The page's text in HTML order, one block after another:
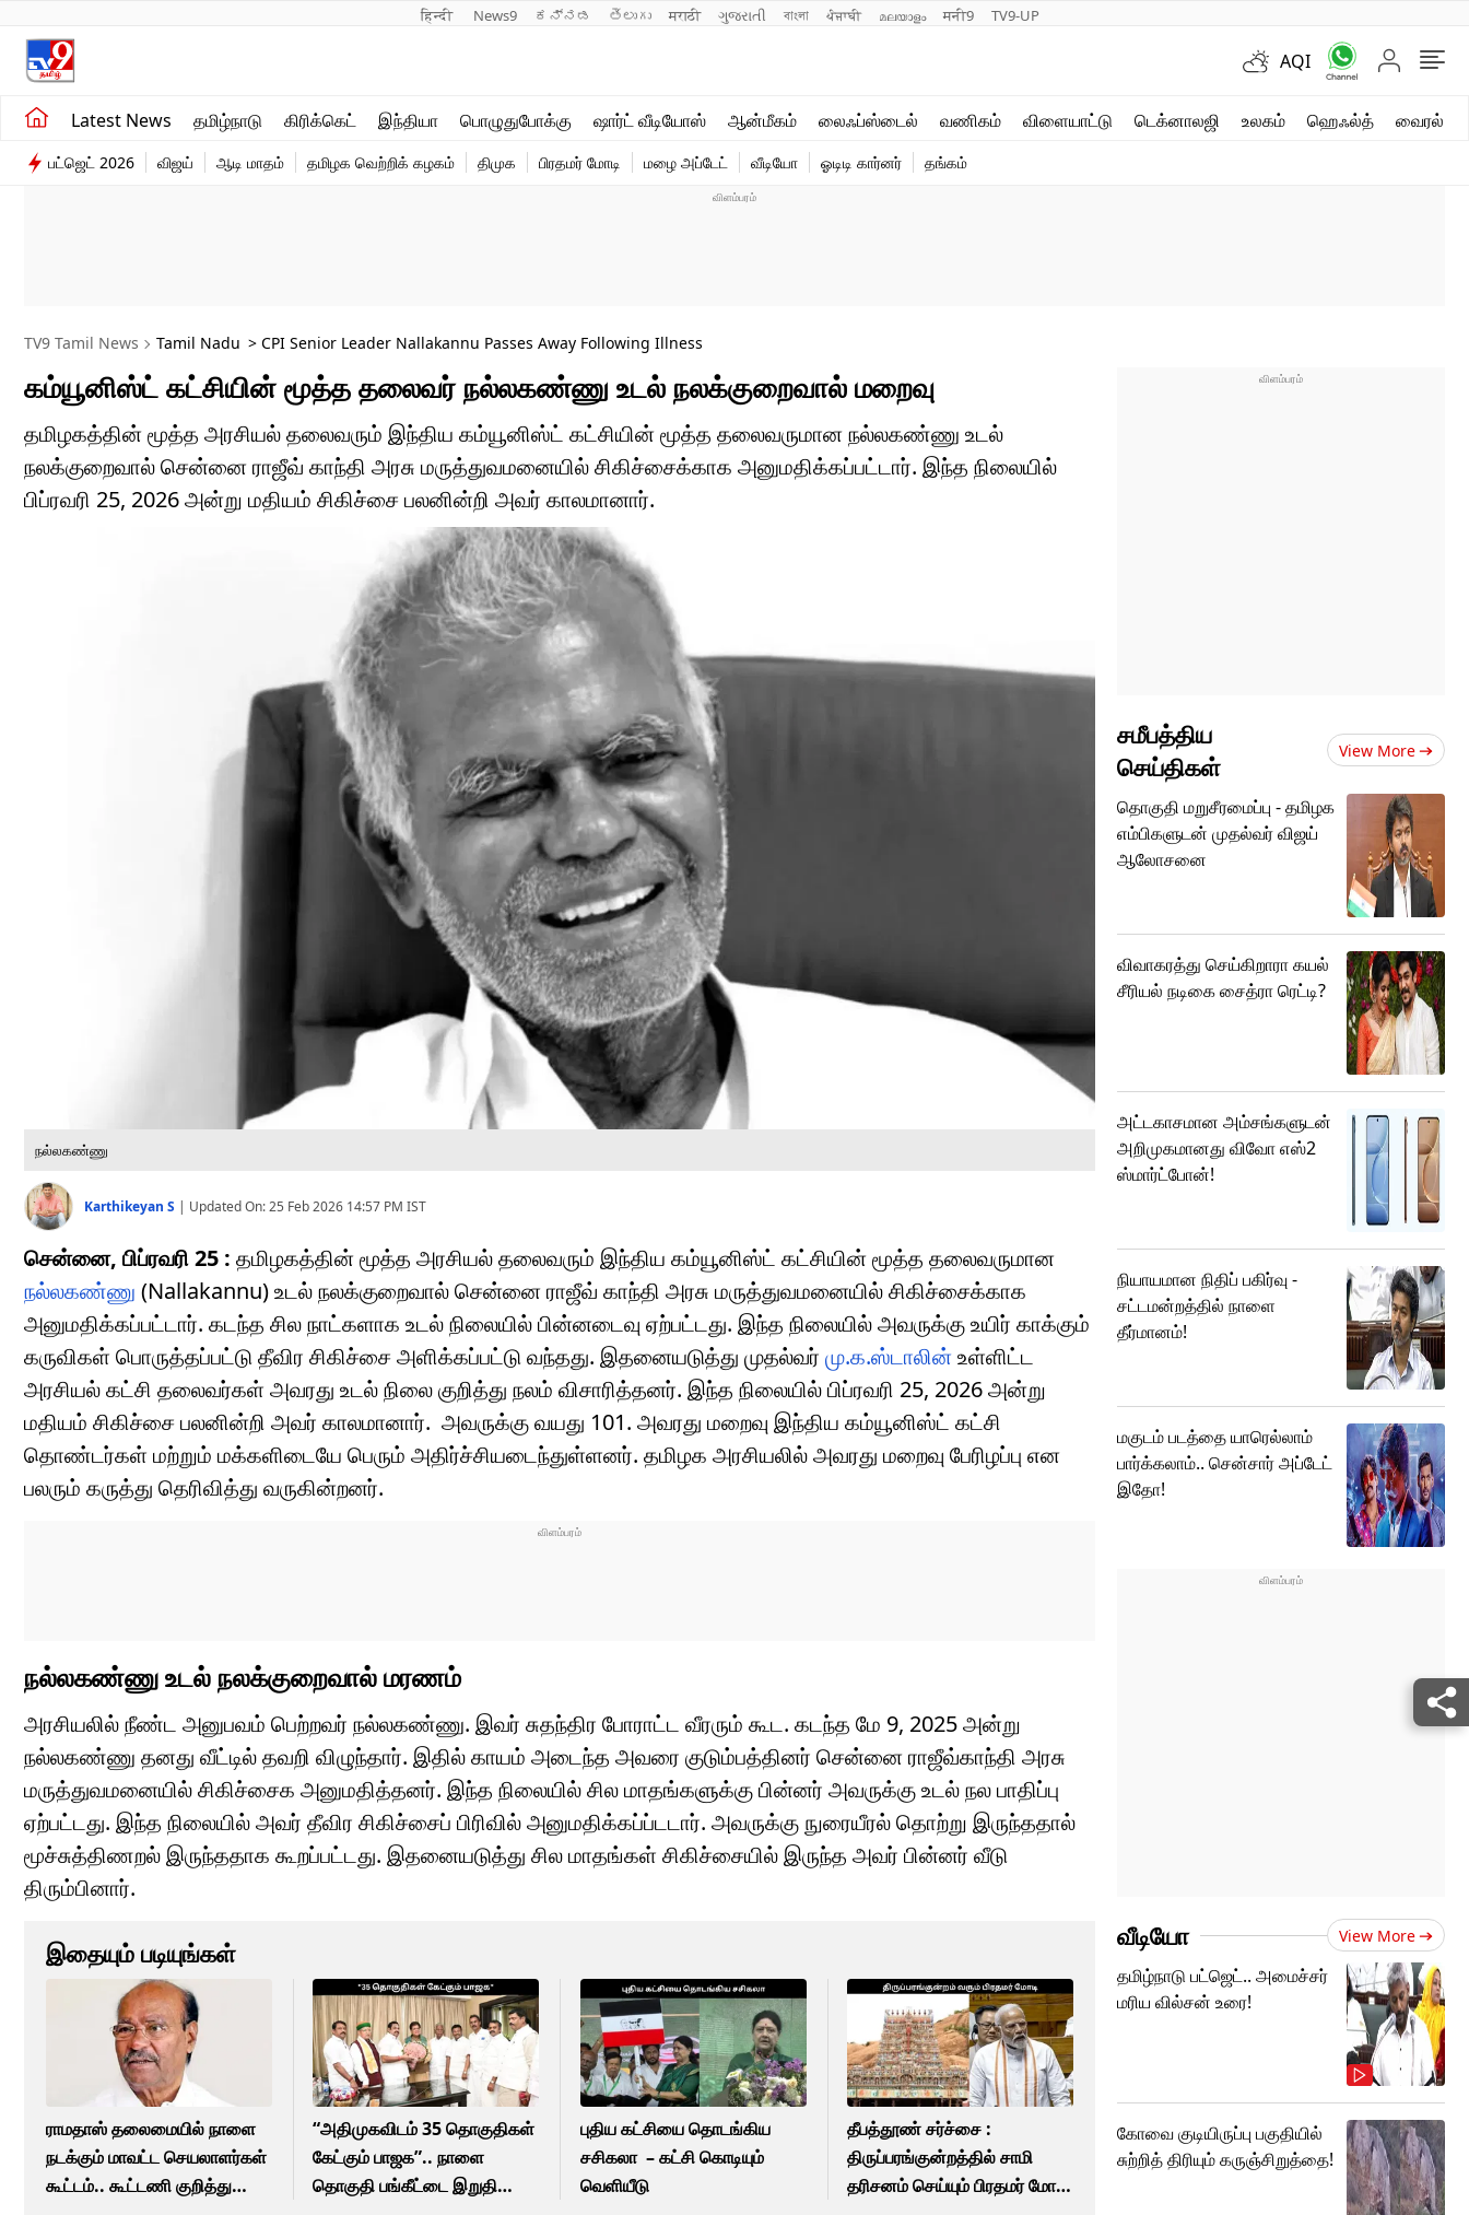
हिन्दी News9 ಕನ್ನಡ తెలుగు मराठी ગુજરાતી বাংলা ਪੰਜਾਬੀ മലയാളം मनी9 TV9-UP
AQI
Latest News தமிழ்நாடு கிரிக்கெட் இந்தியா பொழுதுபோக்கு ஷார்ட் வீடியோஸ் ஆன்மீகம் லைஃப்ஸ்டைல் வணிகம் விளையாட்டு டெக்னாலஜி உலகம் ஹெஃல்த் வைரல்
சமீபத்திய செய்திகள்
தமிழ்நாடு
விளையாட்டு
வணிகம்
வைரல்
பட்ஜெட் 2026 விஜய் ஆடி மாதம் தமிழக வெற்றிக் கழகம் திமுக பிரதமர் மோடி மழை அப்டேட் வீடியோ ஓடிடி கார்னர் தங்கம்
TV9 Tamil News Tamil Nadu > CPI Senior Leader Nallakannu Passes Away Following Illness
கம்யூனிஸ்ட் கட்சியின் மூத்த தலைவர் நல்லகண்ணு உடல் நலக்குறைவால் மறைவு
தமிழகத்தின் மூத்த அரசியல் தலைவரும் இந்திய கம்யூனிஸ்ட் கட்சியின் மூத்த தலைவருமான நல்லகண்ணு உடல்
நலக்குறைவால் சென்னை ராஜீவ் காந்தி அரசு மருத்துவமனையில் சிகிச்சைக்காக அனுமதிக்கப்பட்டார். இந்த நிலையில்
பிப்ரவரி 25, 2026 அன்று மதியம் சிகிச்சை பலனின்றி அவர் காலமானார்.
நல்லகண்ணு
Karthikeyan S | Updated On:25 Feb 2026 14:57 PM IST
சென்னை, பிப்ரவரி 25 : தமிழகத்தின் மூத்த அரசியல் தலைவரும் இந்திய கம்யூனிஸ்ட் கட்சியின் மூத்த தலைவருமான
நல்லகண்ணு (Nallakannu) உடல் நலக்குறைவால் சென்னை ராஜீவ் காந்தி அரசு மருத்துவமனையில் சிகிச்சைக்காக
அனுமதிக்கப்பட்டார். கடந்த சில நாட்களாக உடல் நிலையில் பின்னடைவு ஏற்பட்டது. இந்த நிலையில் அவருக்கு உயிர் காக்கும்
கருவிகள் பொருத்தப்பட்டு தீவிர சிகிச்சை அளிக்கப்பட்டு வந்தது. இதனையடுத்து முதல்வர் மு.க.ஸ்டாலின்உள்ளிட்ட
அரசியல் கட்சி தலைவர்கள் அவரது உடல் நிலை குறித்து நலம் விசாரித்தனர். இந்த நிலையில் பிப்ரவரி 25, 2026 அன்று
மதியம் சிகிச்சை பலனின்றி அவர் காலமானார். அவருக்கு வயது 101. அவரது மறைவு இந்திய கம்யூனிஸ்ட் கட்சி
தொண்டர்கள் மற்றும் மக்களிடையே பெரும் அதிர்ச்சியடைந்துள்ளனர். தமிழக அரசியலில் அவரது மறைவு பேரிழப்பு என
பலரும் கருத்து தெரிவித்து வருகின்றனர்.
நல்லகண்ணு உடல் நலக்குறைவால் மரணம்
அரசியலில் நீண்ட அனுபவம் பெற்றவர் நல்லகண்ணு. இவர் சுதந்திர போராட்ட வீரரும் கூட. கடந்த மே 9, 2025 அன்று
நல்லகண்ணு தனது வீட்டில் தவறி விழுந்தார். இதில் காயம் அடைந்த அவரை குடும்பத்தினர் சென்னை ராஜீவ்காந்தி அரசு
மருத்துவமனையில் சிகிச்சைக அனுமதித்தனர். இந்த நிலையில் சில மாதங்களுக்கு பின்னர் அவருக்கு உடல் நல பாதிப்பு
ஏற்பட்டது. இந்த நிலையில் அவர் தீவிர சிகிச்சைப் பிரிவில் அனுமதிக்கப்ப்டடார். அவருக்கு நுரையீரல் தொற்று இருந்ததால்
மூச்சுத்திணறல் இருந்ததாக கூறப்பட்டது. இதனையடுத்து சில மாதங்கள் சிகிச்சையில் இருந்த அவர் பின்னர் வீடு
திரும்பினார்.
இதையும் படியுங்கள்
ராமதாஸ் தலைமையில் நாளை
நடக்கும் மாவட்ட செயலாளர்கள்
கூட்டம்.. கூட்டணி குறித்து
“அதிமுகவிடம் 35 தொகுதிகள்
கேட்கும் பாஜக”.. நாளை
தொகுதி பங்கீட்டை இறுதி
புதிய கட்சியை தொடங்கிய
சசிகலா – கட்சி கொடியும்
வெளியீடு
தீபத்தூண் சர்ச்சை :
திருப்பரங்குன்றத்தில் சாமி
தரிசனம் செய்யும் பிரதமர் மோடி
சமீபத்திய
செய்திகள்
View More
தொகுதி மறுசீரமைப்பு - தமிழக
எம்பிகளுடன் முதல்வர் விஜய்
ஆலோசனை
விவாகரத்து செய்கிறாரா கயல்
சீரியல் நடிகை சைத்ரா ரெட்டி?
அட்டகாசமான அம்சங்களுடன்
அறிமுகமானது விவோ எஸ்2
ஸ்மார்ட்போன்!
நியாயமான நிதிப் பகிர்வு -
சட்டமன்றத்தில் நாளை
தீர்மானம்!
மகுடம் படத்தை யாரெல்லாம்
பார்க்கலாம்.. சென்சார் அப்டேட்
இதோ!
வீடியோ View More
தமிழ்நாடு பட்ஜெட்.. அமைச்சர்
மரிய வில்சன் உரை!
கோவை குடியிருப்பு பகுதியில்
சுற்றித் திரியும் கருஞ்சிறுத்தை!